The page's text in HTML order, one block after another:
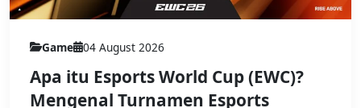
Game 04 August 2026
Apa itu Esports World Cup (EWC)?
Mengenal Turnamen Esports